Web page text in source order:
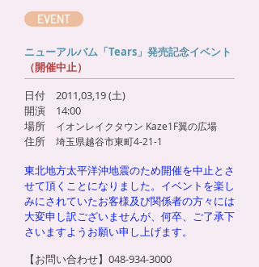
EVENT
ニューアルバム「Tears」発売記念イベント
（開催中止）
日付 2011,03,19 (土)
開演 14:00
場所
イオンレイクタウン Kaze1F翼の広場
住所 埼玉県越谷市東町4-21-1
東北地方太平洋沖地震のため開催を中止とさ
せて頂くことになりました。イベントを楽し
みにされていたお客様及び関係者の方々には
大変申し訳ございませんが、何卒、ご了承下
さいますようお願い申し上げます。
【お問い合わせ】048-934-3000